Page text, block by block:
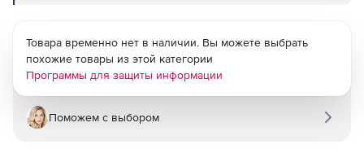
Товара временно нет в наличии. Вы можете выбрать
похожие товары из этой категории
Программы для защиты информации
Поможем с выбором